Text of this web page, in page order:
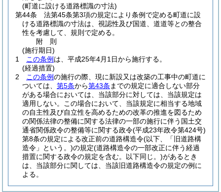
(町道に設ける道路標識の寸法)
第44条
法第45条第3項の規定により条例で定める町道に設
ける道路標識の寸法は、視認性及び国道、道道等との整合
性を考慮して、規則で定める。
附 則
(施行期日)
1
この条例 は、平成25年4月1日から施行する。
(経過措置)
2
この条例の施行の際、現に新設又は改築の工事中の町道に
ついては、 第5条から第43条 までの規定に適合しない部分
がある場合においては、当該部分に対しては、当該規定は
適用しない。
この場合において、当該規定に相当する地域
の自主性及び自立性を高めるための改革の推進を図るため
の関係法律の整備に関する法律の一部の施行に伴う国土交
通省関係政令の整備等に関する政令(平成23年政令第424号)
第8条の規定による改正前の道路構造令(以下、「旧道路構
造令」という。)の規定(道路構造令の一部改正に伴う経過
措置に関する政令の規定を含む。以下同じ。)があるとき
は、当該部分に関しては、当該旧道路構造令の規定の例に
よる。